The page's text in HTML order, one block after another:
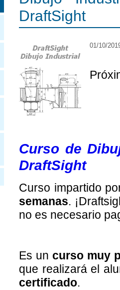
DraftSight
01/10/
Curso de
DraftSight
Curso impartido
semanas.
no es necesario
Es un curso muy
que realizará el
certificado.